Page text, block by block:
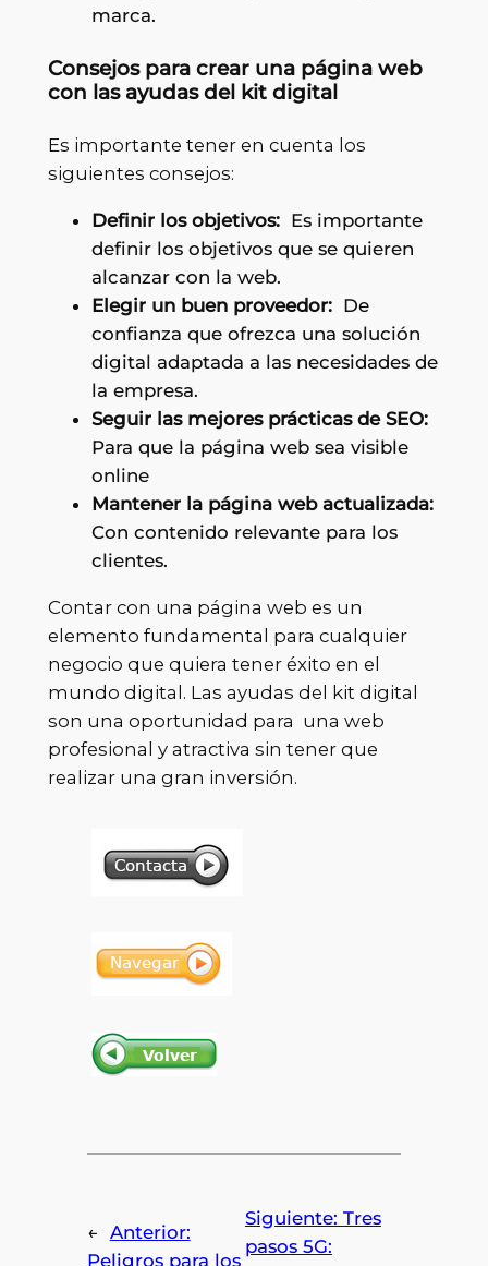
marca.
Consejos para crear una página web
con las ayudas del kit digital
Es importante tener en cuenta los
siguientes consejos:
Definir los objetivos: Es importante
definir los objetivos que se quieren
alcanzar con la web.
Elegir un buen proveedor:De
confianza que ofrezca una solución
digital adaptada a las necesidades de
la empresa.
Seguir las mejores prácticas de SEO:
Para que la página web sea visible
online
Mantener la página web actualizada:
Con contenido relevante para los
clientes.
Contar con una página web es un
elemento fundamental para cualquier
negocio que quiera tener éxito en el
mundo digital. Las ayudas del kit digital
son una oportunidad para una web
profesional y atractiva sin tener que
realizar una gran inversión.
← Anterior:
Peligros para los
Siguiente: Tres
pasos 5G: